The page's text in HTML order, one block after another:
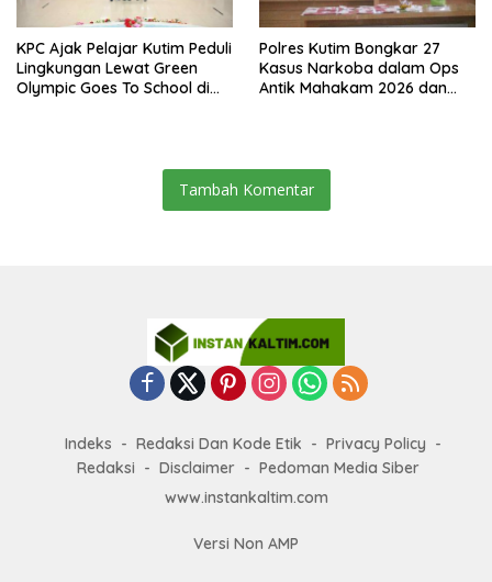
KPC Ajak Pelajar Kutim Peduli
Lingkungan Lewat Green
Olympic Goes To School di
Polres Kutim Bongkar 27
Kasus Narkoba dalam Ops
Antik Mahakam 2026 dan
Tambah Komentar
Indeks Redaksi Dan Kode Etik
Privacy Policy
Redaksi
Disclaimer
Pedoman Media Siber
www.instankaltim.com
Versi Non AMP